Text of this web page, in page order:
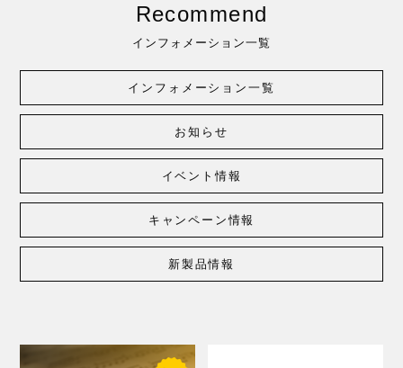
Recommend
インフォメーション一覧
インフォメーション一覧
お知らせ
イベント情報
キャンペーン情報
新製品情報